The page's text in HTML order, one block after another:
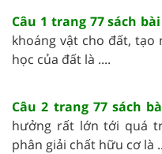
Câu 1 trang 77 sách
khoáng vật cho đất, tạo
học của đất là ....
Câu 2 trang 77 sách
hưởng rất lớn tới quá
phân giải chất hữu cơ là